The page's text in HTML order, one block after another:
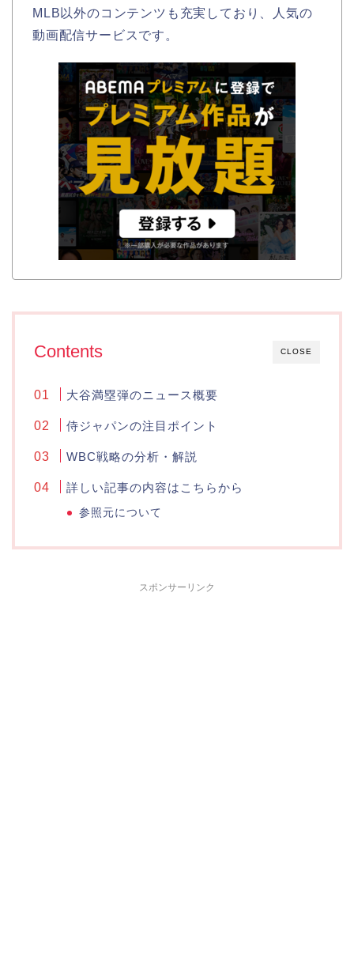
MLB以外のコンテンツも充実しており、人気の
動画配信サービスです。
CLOSE
Contents
大谷満塁弾のニュース概要
侍ジャパンの注目ポイント
WBC戦略の分析・解説
詳しい記事の内容はこちらから
参照元について
スポンサーリンク